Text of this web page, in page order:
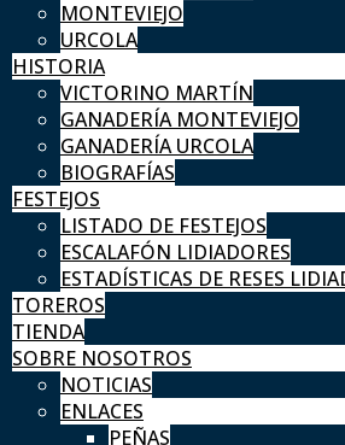
MONTEVIEJO
URCOLA
HISTORIA
VICTORINO MARTÍN
GANADERÍA MONTEVIEJO
GANADERÍA URCOLA
BIOGRAFÍAS
FESTEJOS
LISTADO DE FESTEJOS
ESCALAFÓN LIDIADORES
ESTADÍSTICAS DE RESES
TOREROS
TIENDA
SOBRE NOSOTROS
NOTICIAS
ENLACES
PEÑAS